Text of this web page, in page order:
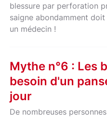
blessure par perforation
saigne abondamment
un médecin !
Mythe n°6 : Les
besoin d'un
jour
De nombreuses